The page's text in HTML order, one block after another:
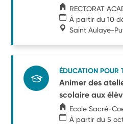
RECTORAT
À partir du 10
Saint Aulaye-
ÉDUCATION POUR
Animer des
scolaire aux
Ecole Sacré-
À partir du 5